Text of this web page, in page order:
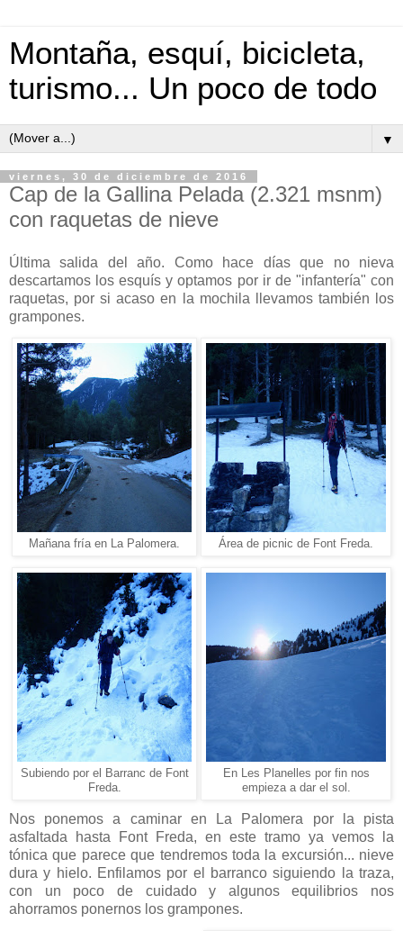
Montaña, esquí, bicicleta,
turismo... Un poco de todo
▼
viernes, 30 de diciembre de 2016
Cap de la Gallina Pelada (2.321 msnm)
con raquetas de nieve
Última salida del año. Como hace días que no nieva
descartamos los esquís y optamos por ir de "infantería" con
raquetas, por si acaso en la mochila llevamos también los
grampones.
Mañana fría en La Palomera. Área de picnic de Font Freda.
Subiendo por el Barranc de Font
Freda.
En Les Planelles por fin nos
empieza a dar el sol.
Nos ponemos a caminar en La Palomera por la pista
asfaltada hasta Font Freda, en este tramo ya vemos la
tónica que parece que tendremos toda la excursión... nieve
dura y hielo. Enfilamos por el barranco siguiendo la traza,
con un poco de cuidado y algunos equilibrios nos
ahorramos ponernos los grampones.